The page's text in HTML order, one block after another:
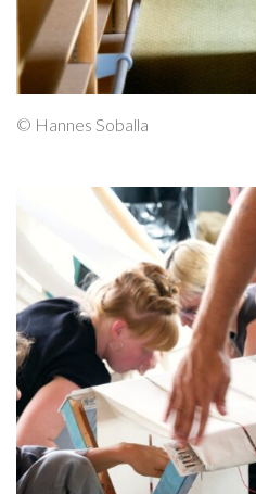
© Hannes Soballa